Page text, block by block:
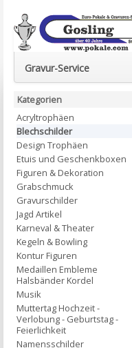
Euro-Pokale & Gravur-
Gravur-Service
Kategorien
Acryltrophäen
Blechschilder
Design Trophäen
Etuis und Geschenkboxen
Figuren & Dekoration
Grabschmuck
Gravurschilder
Jagd Artikel
Karneval & Theater
Kegeln & Bowling
Kontur Figuren
Medaillen Embleme
Halsbänder Kordel
Musik
Muttertag Hochzeit -
Verlobung - Geburtstag -
Feierlichkeit
Namensschilder